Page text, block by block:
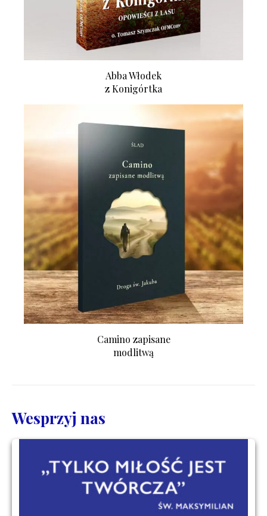
Abba Włodek
z Konigórtka
Camino zapisane
modlitwą
Wesprzyj nas